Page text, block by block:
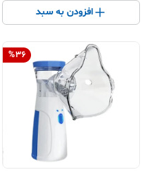
افزودن به سبد
%36